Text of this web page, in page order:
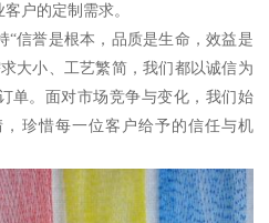
户的定制需求。
“信誉是根本，品质是生命，效益是
大小、工艺繁简，我们都以诚信为
单。面对市场竞争与变化，我们始
珍惜每一位客户给予的信任与机